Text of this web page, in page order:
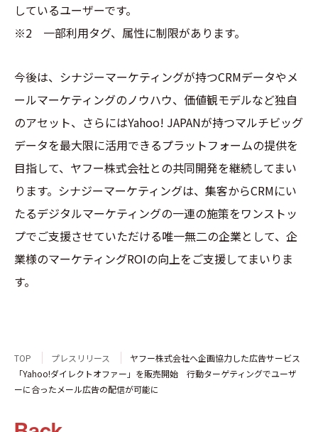
しているユーザーです。
※2 一部利用タグ、属性に制限があります。
今後は、シナジーマーケティングが持つCRMデータやメ
ールマーケティングのノウハウ、価値観モデルなど独自
のアセット、さらにはYahoo! JAPANが持つマルチビッグ
データを最大限に活用できるプラットフォームの提供を
目指して、ヤフー株式会社との共同開発を継続してまい
ります。シナジーマーケティングは、集客からCRMにい
たるデジタルマーケティングの一連の施策をワンストッ
プでご支援させていただける唯一無二の企業として、企
業様のマーケティングROIの向上をご支援してまいりま
す。
TOP プレスリリース
ヤフー株式会社へ企画協力した広告サービス
「Yahoo!ダイレクトオファー」を販売開始 行動ターゲティングでユーザ
ーに合ったメール広告の配信が可能に